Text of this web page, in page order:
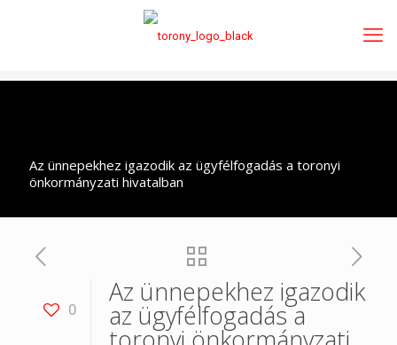
Az ünnepekhez igazodik az ügyfélfogadás a toronyi
önkormányzati hivatalban
0
Az ünnepekhez igazodik
az ügyfélfogadás a